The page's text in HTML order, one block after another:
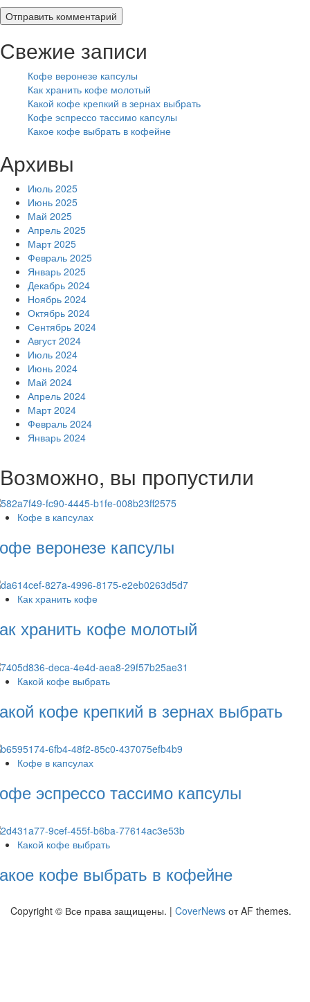
Свежие записи
Кофе веронезе капсулы
Как хранить кофе молотый
Какой кофе крепкий в зернах выбрать
Кофе эспрессо тассимо капсулы
Какое кофе выбрать в кофейне
Архивы
Июль 2025
Июнь 2025
Май 2025
Апрель 2025
Март 2025
Февраль 2025
Январь 2025
Декабрь 2024
Ноябрь 2024
Октябрь 2024
Сентябрь 2024
Август 2024
Июль 2024
Июнь 2024
Май 2024
Апрель 2024
Март 2024
Февраль 2024
Январь 2024
Возможно, вы пропустили
Кофе в капсулах
веронезе капсулы
Как хранить кофе
хранить кофе молотый
Какой кофе выбрать
кофе крепкий в зернах выбрать
Кофе в капсулах
эспрессо тассимо капсулы
Какой кофе выбрать
кофе выбрать в кофейне
Copyright © Все права защищены. | CoverNews от AF themes.